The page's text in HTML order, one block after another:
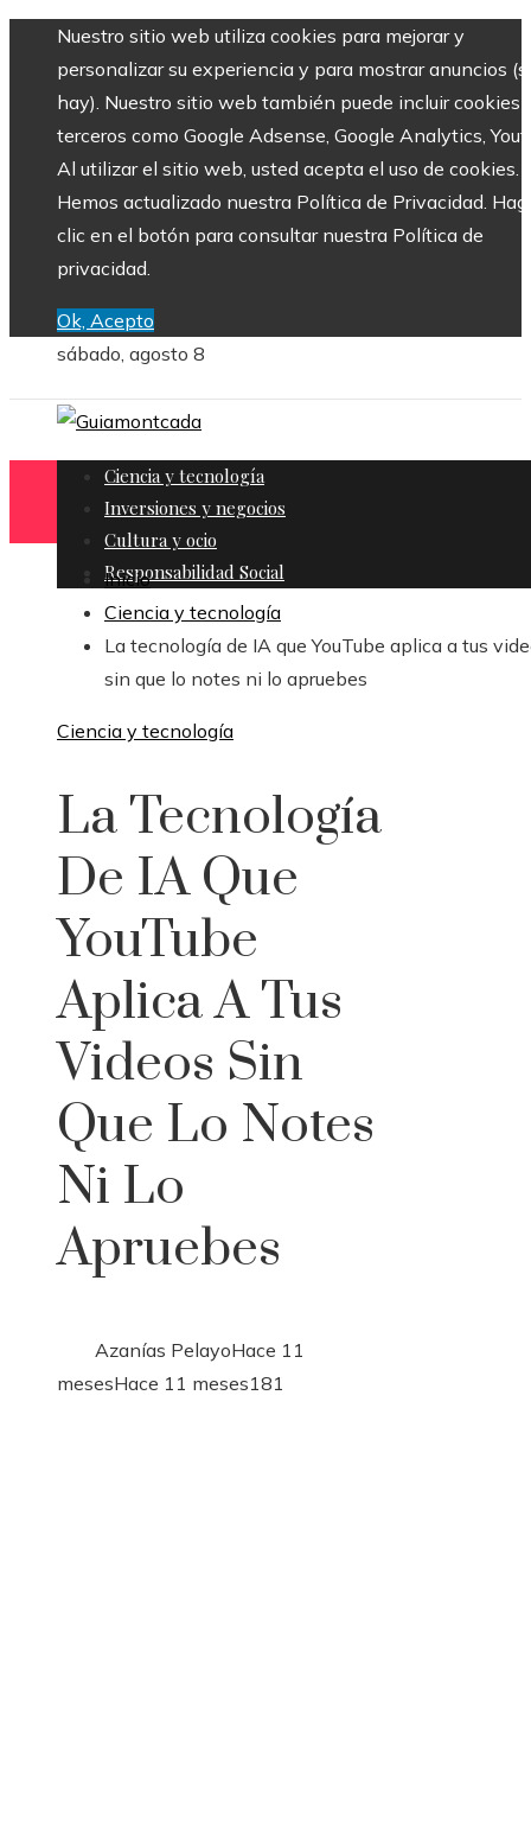
Nuestro sitio web utiliza cookies para mejorar y
personalizar su experiencia y para mostrar anuncios
hay). Nuestro sitio web también puede incluir cookies
terceros como Google Adsense, Google Analytics,
Al utilizar el sitio web, usted acepta el uso de cookies.
Hemos actualizado nuestra Política de Privacidad.
clic en el botón para consultar nuestra Política de
privacidad.
Ok, Acepto
sábado, agosto 8
Ciencia y tecnología
Inversiones y negocios
Cultura y ocio
Responsabilidad Social
Inicio
Ciencia y tecnología
La tecnología de IA que YouTube aplica a tus
sin que lo notes ni lo apruebes
Ciencia y tecnología
La Tecnología
De IA Que
YouTube
Aplica A Tus
Videos Sin
Que Lo Notes
Ni Lo
Apruebes
Azanías PelayoHace 11
mesesHace 11 meses181